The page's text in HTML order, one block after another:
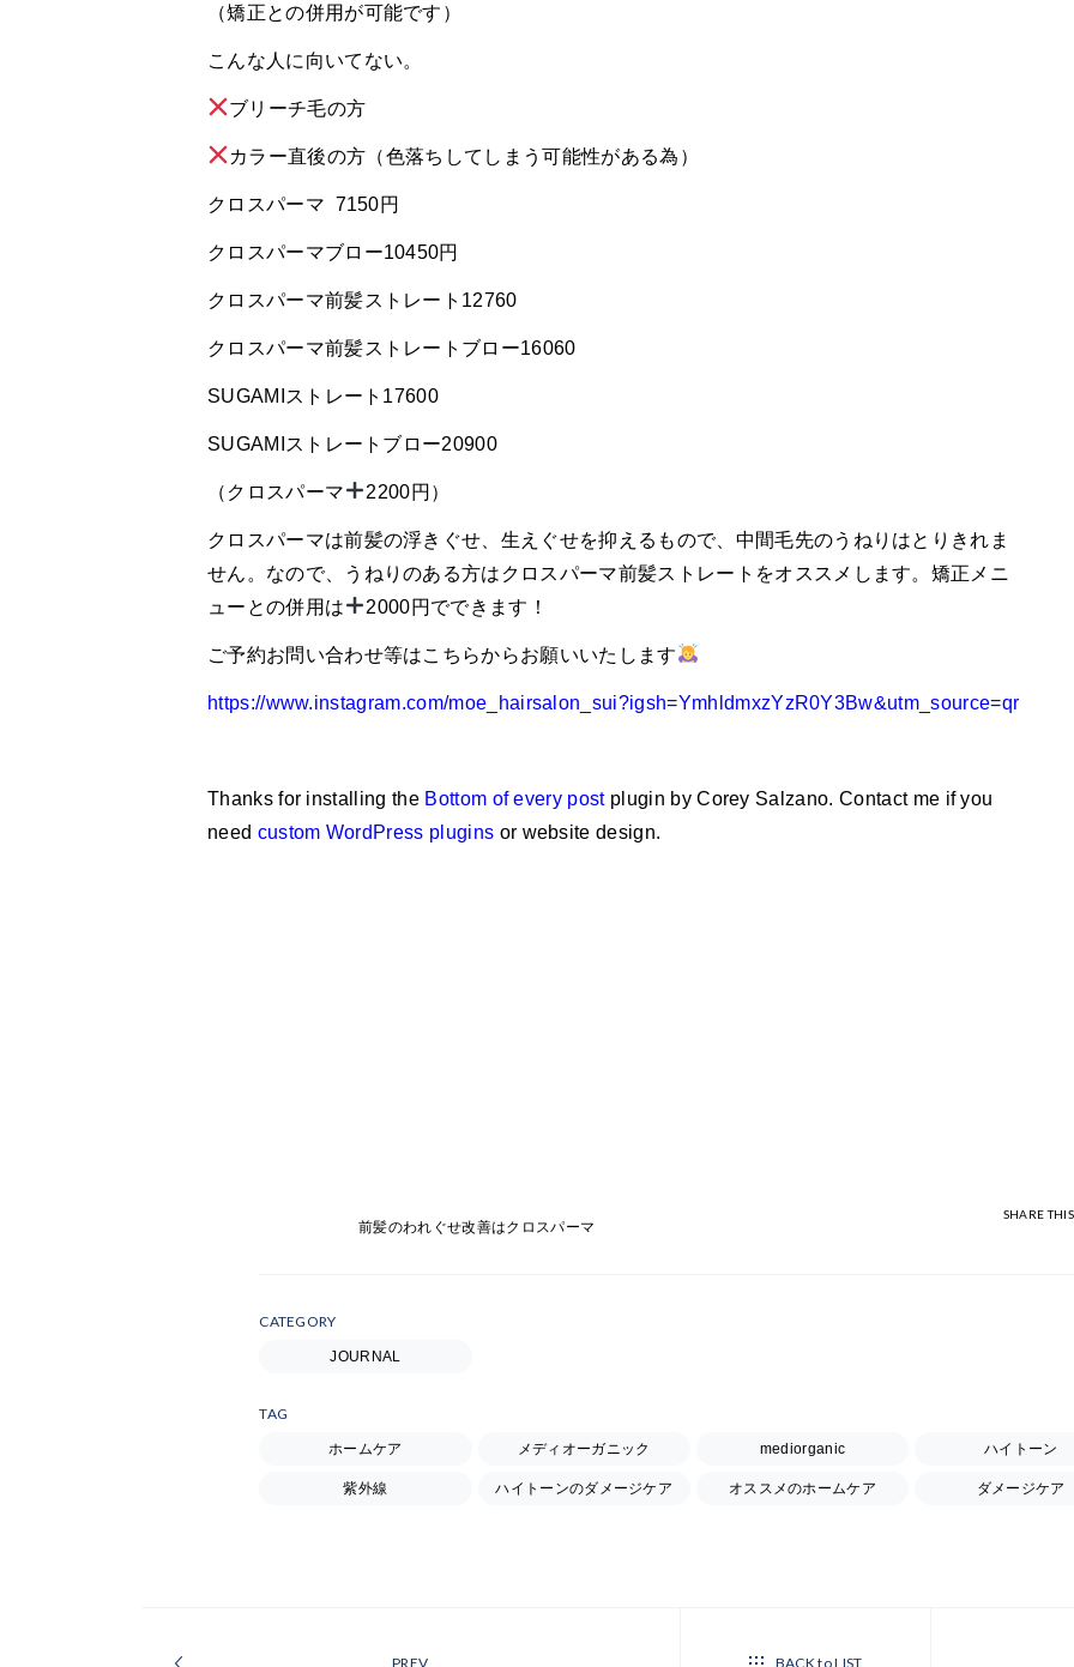
（矯正との併用が可能です）
こんな人に向いてない。
ブリーチ毛の方
カラー直後の方（色落ちしてしまう可能性がある為）
クロスパーマ 7150円
クロスパーマブロー10450円
クロスパーマ前髪ストレート 12760
クロスパーマ前髪ストレートブロー16060
SUGAMIストレート 17600
SUGAMIストレートブロー20900
（クロスパーマ 2200円）
クロスパーマは前髪の浮きぐせ、生えぐせを抑えるもので、中間毛先のうねりはとりきれま
せん。なので、うねりのある方はクロスパーマ前髪ストレートをオススメします。矯正メニ
ューとの併用は
2000円でできます！
ご予約お問い合わせ等はこちらからお願いいたします
https://www.instagram.com/moe_hairsalon_sui?igsh=YmhldmxzYzR0Y3Bw&utm_source=qr
Thanks for installing the Bottom of every postplugin by Corey Salzano. Contact me if you
need custom WordPress plugins or website design.
前髪のわれぐせ改善はクロスパーマ
SHARE THIS
CATEGORY
JOURNAL
TAG
ホームケア メディオーガニック mediorganic ハイトーン
紫外線 ハイトーンのダメージケア オススメのホームケア ダメージケア
PREV BACK to LIST